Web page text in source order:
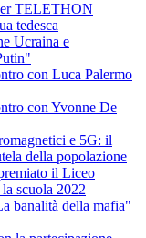
TELETHON
tedesca
Ucraina e
con Luca Palermo
con Yvonne De
e 5G: il
della popolazione
il Liceo
scuola 2022
banalità della mafia"